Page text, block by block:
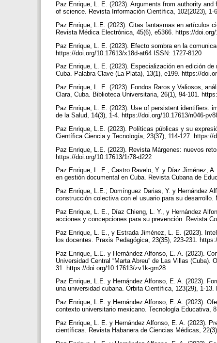
Paz Enrique, L. E. (2023). Arguments from authority
of science. Revista Información Científica, 102(2023),
Paz Enrique, L.E. (2023). Citas fantasmas en artículos
Revista Médica Electrónica, 45(6), e5366. https://
Paz Enrique, L. E. (2023). Efecto sombra en la
https://doi.org/10.17613/x18d-at64 ISSN: 1727-8120
Paz Enrique, L. E. (2023). Especialización en edición
Cuba. Palabra Clave (La Plata), 13(1), e199. https://
Paz Enrique, L. E. (2023). Fondos Raros y Valiosos,
Clara, Cuba. Biblioteca Universitaria, 26(1), 94-101.
Paz Enrique, L. E. (2023). Use of persistent identifiers:
de la Salud, 14(3), 1-4. https://doi.org/10.17613/n046-
Paz Enrique, L.E. (2023). Políticas públicas y su
Científica Ciencia y Tecnología, 23(37), 114-127.
Paz Enrique, L.E. (2023). Revista Márgenes: nuevos
https://doi.org/10.17613/1r78-d222
Paz Enrique, L. E., Castro Ravelo, Y. y Díaz Jiménez,
en gestión documental en Cuba. Revista Cubana de
Paz Enrique, L.E.; Domínguez Darias, Y. y Hernández
construcción colectiva con el usuario para su
Paz Enrique, L. E., Díaz Chieng, L. Y., y Hernández
acciones y concepciones para su prevención. Revista
Paz Enrique, L. E., y Estrada Jiménez, L. E. (2023).
los docentes. Praxis Pedagógica, 23(35), 223-231.
Paz Enrique, L.E. y Hernández Alfonso, E. A. (2023).
Universidad Central “Marta Abreu” de Las Villas
31. https://doi.org/10.17613/zv1k-gm28
Paz Enrique, L.E. y Hernández Alfonso, E. A. (2023).
una universidad cubana. Órbita Científica, 123(29), 1-
Paz Enrique, L.E. y Hernández Alfonso, E. A. (2023).
contexto universitario mexicano. Tecnología Educativa,
Paz Enrique, L. E. y Hernández Alfonso, E. A. (2023).
científicas. Revista Habanera de Ciencias Médicas,